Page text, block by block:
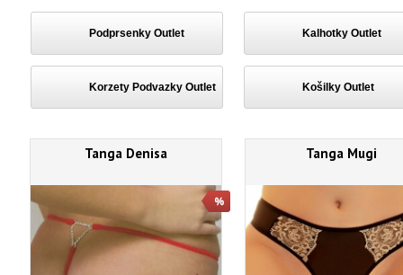
Podprsenky Outlet Kalhotky Outlet
Korzety Podvazky Outlet Košilky Outlet
Tanga Denisa Tanga Mugi